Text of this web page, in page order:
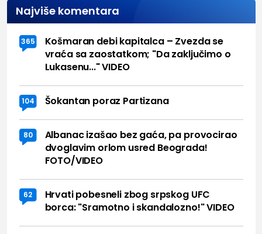
Najviše komentara
365
Košmaran debi kapitalca – Zvezda se
vraća sa zaostatkom; "Da zaključimo o
Lukasenu..." VIDEO
104 Šokantan poraz Partizana
80
Albanac izašao bez gaća, pa provocirao
dvoglavim orlom usred Beograda!
FOTO/VIDEO
62
Hrvati pobesneli zbog srpskog UFC
borca: "Sramotno i skandalozno!" VIDEO